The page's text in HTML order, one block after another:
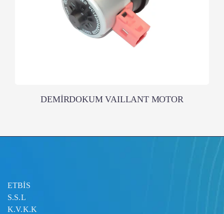
DEMİRDOKUM VAILLANT MOTOR
ETBİS
S.S.L
K.V.K.K